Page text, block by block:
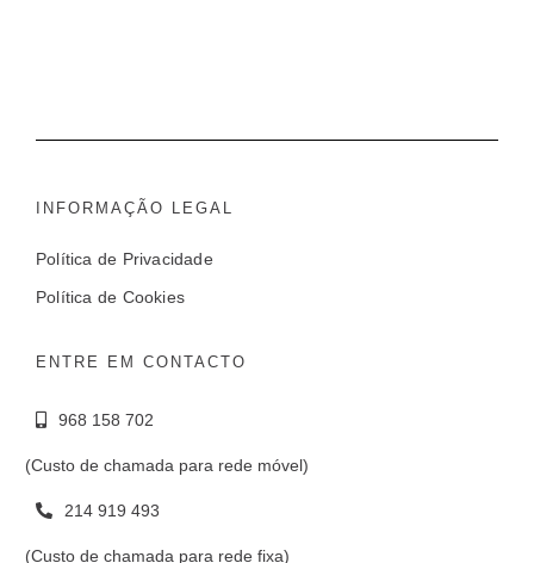
INFORMAÇÃO LEGAL
Política de Privacidade
Política de Cookies
ENTRE EM CONTACTO
968 158 702
(Custo de chamada para rede móvel)
214 919 493
(Custo de chamada para rede fixa)